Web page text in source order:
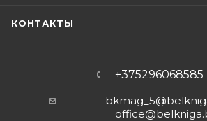
КОНТАКТЫ
+375296068585